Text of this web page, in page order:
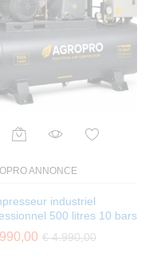
ANNONCE
industriel
500 litres 10 bars
€4.990,00